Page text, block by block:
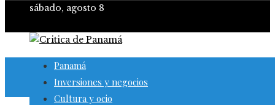
sábado, agosto 8
Panamá
Inversiones y negocios
Cultura y ocio